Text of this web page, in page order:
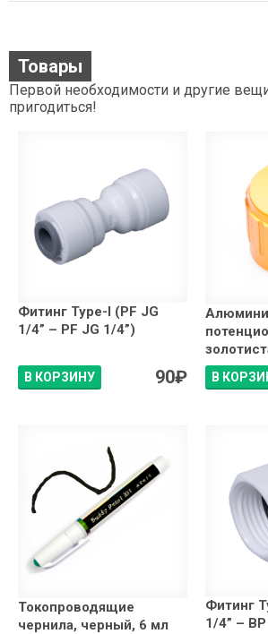
Товары
Первой необходимости и другие
пригодиться!
Фитинг Type-I (PF JG
1/4” – PF JG 1/4”)
В КОРЗИНУ 90₽ В
Токопроводящие
чернила, черный, 6 мл
Фитинг
1/4” –